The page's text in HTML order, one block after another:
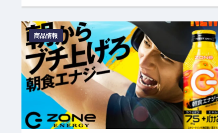
商品情報